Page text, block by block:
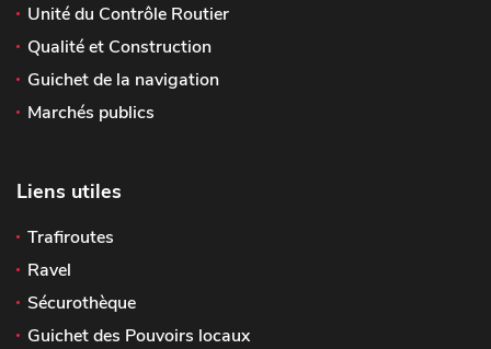
Unité du Contrôle Routier
Qualité et Construction
Guichet de la navigation
Marchés publics
Liens utiles
Trafiroutes
Ravel
Sécurothèque
Guichet des Pouvoirs locaux